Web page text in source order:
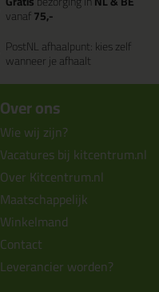
vanaf75,-
PostNL afhaalpunt: kies zelf
wanneer je afhaalt
Over ons
Wie wij zijn?
Vacatures bij kitcentrum.nl
Over Kitcentrum.nl
Maatschappelijk
Winkelmand
Contact
Leverancier worden?